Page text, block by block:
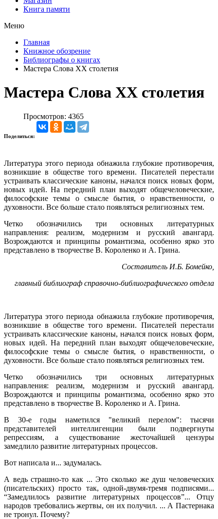
Книга памяти
Меню
Главная
Книжное обозрение
Библиографы о книгах
Мастера Слова XX столетия
Мастера Слова XX столетия
Просмотров: 4365
Поделиться:
Литература этого периода обнажила глубокие противоречия,
возникшие в обществе того времени. Писателей перестали
устраивать классические каноны, начался поиск новых форм,
новых идей. На передний план выходят общечеловеческие,
философские темы о смысле бытия, о нравственности, о
духовности. Все больше стало появляться религиозных тем.
Четко обозначились три основных литературных
направления: реализм, модернизм и русский авангард.
Возрождаются и принципы романтизма, особенно ярко это
представлено в творчестве В. Короленко и А. Грина.
Составитель И.Б. Бомейко,
главный библиограф справочно-библиографического отдела
Литература этого периода обнажила глубокие противоречия,
возникшие в обществе того времени. Писателей перестали
устраивать классические каноны, начался поиск новых форм,
новых идей. На передний план выходят общечеловеческие,
философские темы о смысле бытия, о нравственности, о
духовности. Все больше стало появляться религиозных тем.
Четко обозначились три основных литературных
направления: реализм, модернизм и русский авангард.
Возрождаются и принципы романтизма, особенно ярко это
представлено в творчестве В. Короленко и А. Грина.
В 30-е годы наметился "великий перелом": тысячи
представителей интеллигенции были подвергнуты
репрессиям, а существование жесточайшей цензуры
замедлило развитие литературных процессов.
Вот написала и... задумалась.
А ведь страшно-то как ... Это сколько же душ человеческих
(писательских) просто так, одной-двумя-тремя подписями...
“Замедлилось развитие литературных процессов”... Отцу
народов требовались жертвы, он их получил. ... А Пастернака
не тронул. Почему?